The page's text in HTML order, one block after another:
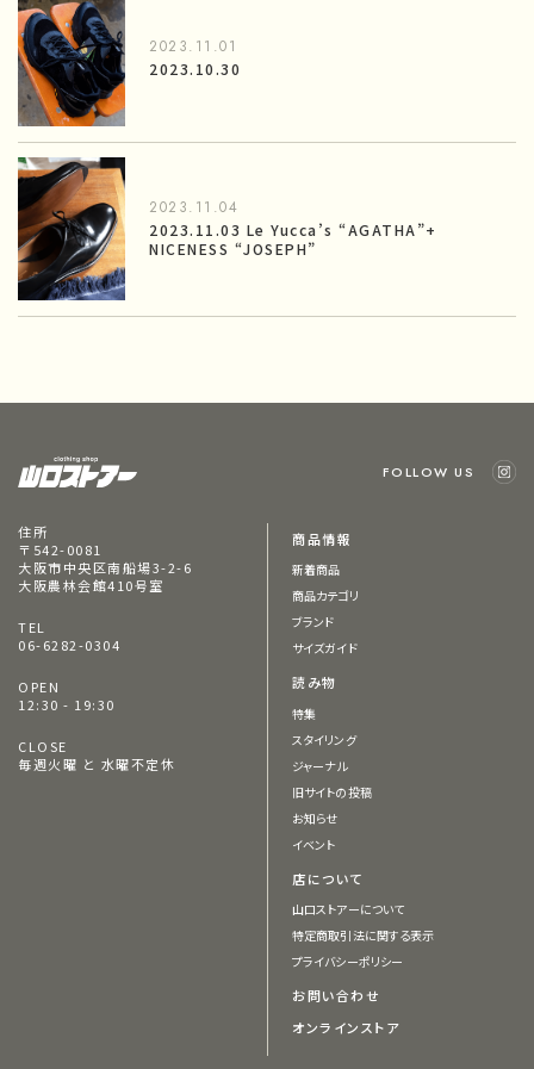
2023.11.01
2023.10.30
2023.11.04
2023.11.03 Le Yucca’s “AGATHA”+
NICENESS “JOSEPH”
FOLLOW US
住所
〒542-0081
大阪市中央区南船場3-2-6
大阪農林会館410号室
TEL
06-6282-0304
OPEN
12:30 - 19:30
CLOSE
毎週火曜 と 水曜不定休
商品情報
新着商品
商品カテゴリ
ブランド
サイズガイド
読み物
特集
スタイリング
ジャーナル
旧サイトの投稿
お知らせ
イベント
店について
山口ストアーについて
特定商取引法に関する表示
プライバシーポリシー
お問い合わせ
オンラインストア